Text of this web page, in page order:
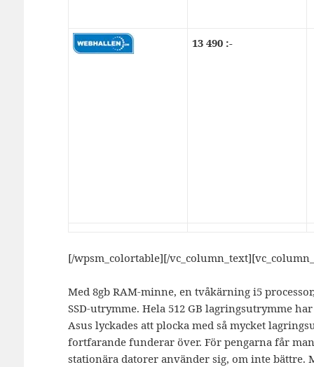
13 490 :-
[/wpsm_colortable][/
Med 8gb RAM-minne, en tvåkärning i5
SSD-utrymme. Hela 512 GB lagringsutrymme
Asus lyckades att plocka med så mycket
fortfarande funderar över. För pengarna får
stationära datorer använder sig, om inte